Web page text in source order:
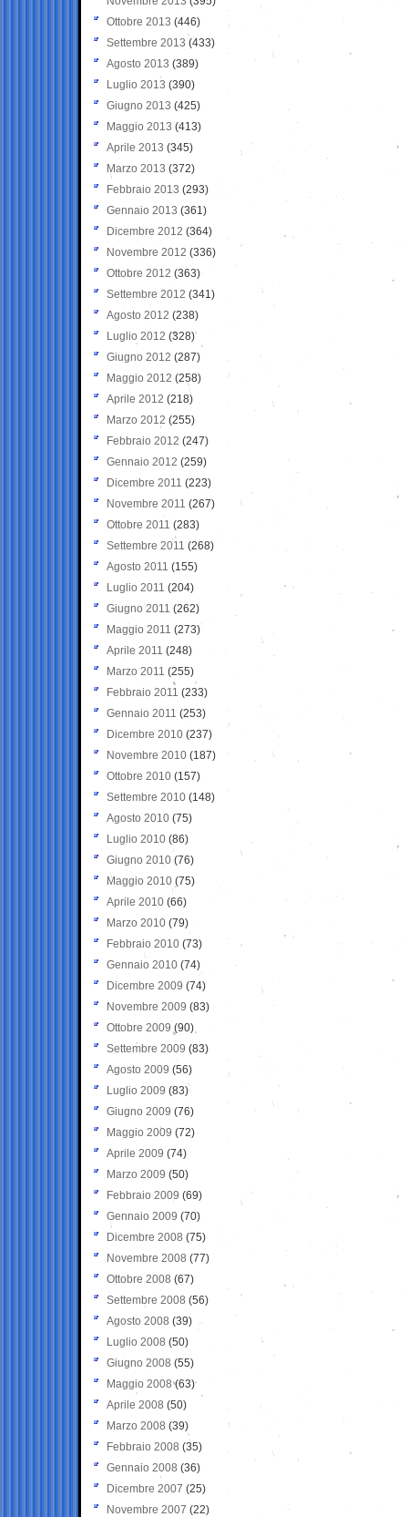
Ottobre 2013 (446)
Settembre 2013 (433)
Agosto 2013 (389)
Luglio 2013 (390)
Giugno 2013 (425)
Maggio 2013 (413)
Aprile 2013 (345)
Marzo 2013 (372)
Febbraio 2013 (293)
Gennaio 2013 (361)
Dicembre 2012 (364)
Novembre 2012 (336)
Ottobre 2012 (363)
Settembre 2012 (341)
Agosto 2012 (238)
Luglio 2012 (328)
Giugno 2012 (287)
Maggio 2012 (258)
Aprile 2012 (218)
Marzo 2012 (255)
Febbraio 2012 (247)
Gennaio 2012 (259)
Dicembre 2011 (223)
Novembre 2011 (267)
Ottobre 2011 (283)
Settembre 2011 (268)
Agosto 2011 (155)
Luglio 2011 (204)
Giugno 2011 (262)
Maggio 2011 (273)
Aprile 2011 (248)
Marzo 2011 (255)
Febbraio 2011 (233)
Gennaio 2011 (253)
Dicembre 2010 (237)
Novembre 2010 (187)
Ottobre 2010 (157)
Settembre 2010 (148)
Agosto 2010 (75)
Luglio 2010 (86)
Giugno 2010 (76)
Maggio 2010 (75)
Aprile 2010 (66)
Marzo 2010 (79)
Febbraio 2010 (73)
Gennaio 2010 (74)
Dicembre 2009 (74)
Novembre 2009 (83)
Ottobre 2009 (90)
Settembre 2009 (83)
Agosto 2009 (56)
Luglio 2009 (83)
Giugno 2009 (76)
Maggio 2009 (72)
Aprile 2009 (74)
Marzo 2009 (50)
Febbraio 2009 (69)
Gennaio 2009 (70)
Dicembre 2008 (75)
Novembre 2008 (77)
Ottobre 2008 (67)
Settembre 2008 (56)
Agosto 2008 (39)
Luglio 2008 (50)
Giugno 2008 (55)
Maggio 2008(63)
Aprile 2008 (50)
Marzo 2008 (39)
Febbraio 2008 (35)
Gennaio 2008 (36)
Dicembre 2007 (25)
Novembre 2007 (22)